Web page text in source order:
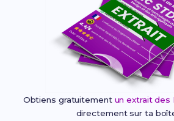
Obtiens gratuitement un extrait des
directement sur ta